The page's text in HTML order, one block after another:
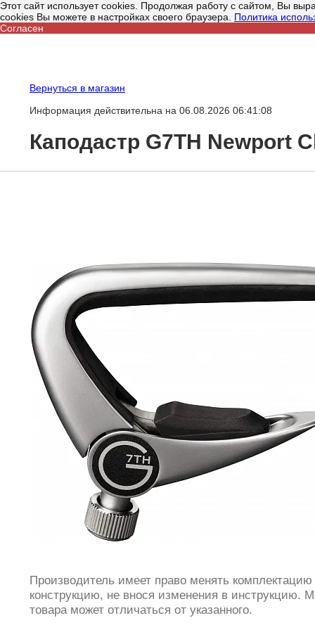
Этот сайт использует cookies. Продолжая работу с сайтом, Вы
cookies Вы можете в настройках своего браузера. Политика
Согласен
Вернуться в магазин
Информация действительна на 06.08.2026 06:41:08
Каподастр G7TH Newport
Производитель имеет право менять
конструкцию, не внося изменения в инструкцию.
товара может отличаться от указанного.